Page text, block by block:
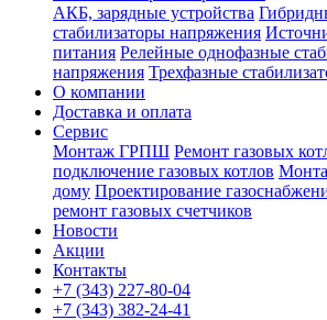
АКБ, зарядные устройства
стабилизаторы напряжения
питания Релейные однофазные
напряжения Трехфазные
О компании
Доставка и оплата
Сервис
Монтаж ГРПШ Ремонт газовых
подключение газовых котлов
дому Проектирование
ремонт газовых счетчиков
Новости
Акции
Контакты
+7 (343) 227-80-04
+7 (343) 382-24-41